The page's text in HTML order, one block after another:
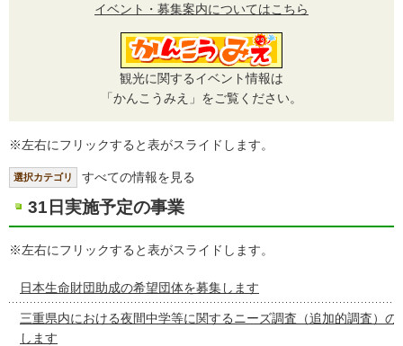
イベント・募集案内についてはこちら
観光に関するイベント情報は
「かんこうみえ」をご覧ください。
※左右にフリックすると表がスライドします。
選択カテゴリ すべての情報を見る
31日実施予定の事業
※左右にフリックすると表がスライドします。
日本生命財団助成の希望団体を募集します
三重県内における夜間中学等に関するニーズ調査（追加的調査）の
します